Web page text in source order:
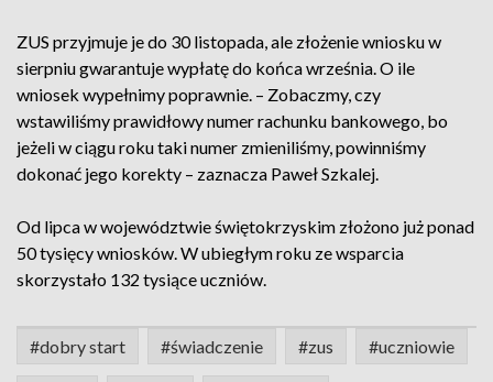
ZUS przyjmuje je do 30 listopada, ale złożenie wniosku w
sierpniu gwarantuje wypłatę do końca września. O ile
wniosek wypełnimy poprawnie. – Zobaczmy, czy
wstawiliśmy prawidłowy numer rachunku bankowego, bo
jeżeli w ciągu roku taki numer zmieniliśmy, powinniśmy
dokonać jego korekty – zaznacza Paweł Szkalej.
Od lipca w województwie świętokrzyskim złożono już ponad
50 tysięcy wniosków. W ubiegłym roku ze wsparcia
skorzystało 132 tysiące uczniów.
#dobry start #świadczenie #zus #uczniowie